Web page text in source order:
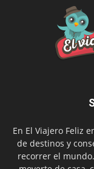
En El Viajero Feliz
de destinos y
recorrer el